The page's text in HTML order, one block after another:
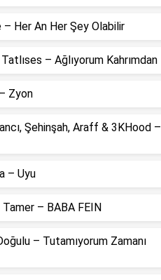
– Her An Her Şey Olabilir
– Ağlıyorum Kahrımdan
Zyon
Şehinşah, Araff & 3KHood –
– Uyu
Tamer – BABA FEIN
– Tutamıyorum Zamanı